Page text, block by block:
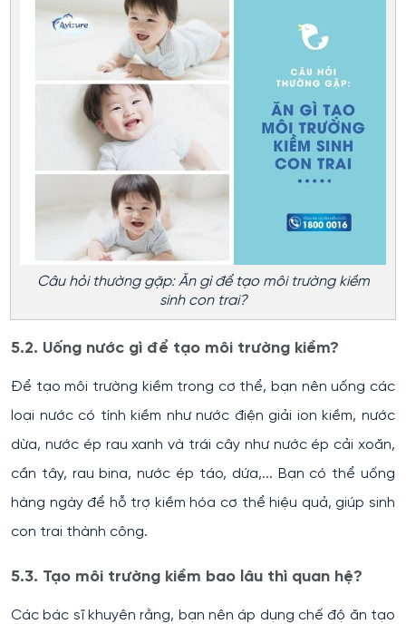
Câu hỏi thường gặp: Ăn gì để tạo môi trường kiềm
sinh con trai?
5.2. Uống nước gì để tạo môi trường kiềm?
Để tạo môi trường kiềm trong cơ thể, bạn nên uống các
loại nước có tính kiềm như nước điện giải ion kiềm, nước
dừa, nước ép rau xanh và trái cây như nước ép cải xoăn,
cần tây, rau bina, nước ép táo, dứa,... Bạn có thể uống
hàng ngày để hỗ trợ kiềm hóa cơ thể hiệu quả, giúp sinh
con trai thành công.
5.3. Tạo môi trường kiềm bao lâu thì quan hệ?
Các bác sĩ khuyên rằng, bạn nên áp dụng chế độ ăn tạo